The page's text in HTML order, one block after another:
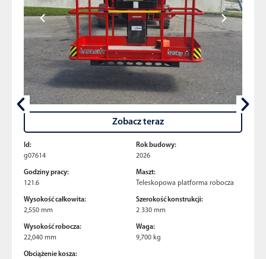
Zobacz teraz
Id:
g07614
Rok budowy:
2026
Godziny pracy:
121.6
Maszt:
Teleskopowa platforma robocza
Wysokość całkowita:
2,550 mm
Szerokość konstrukcji:
2 330 mm
Wysokość robocza:
22,040 mm
Waga:
9,700 kg
Obciążenie kosza: